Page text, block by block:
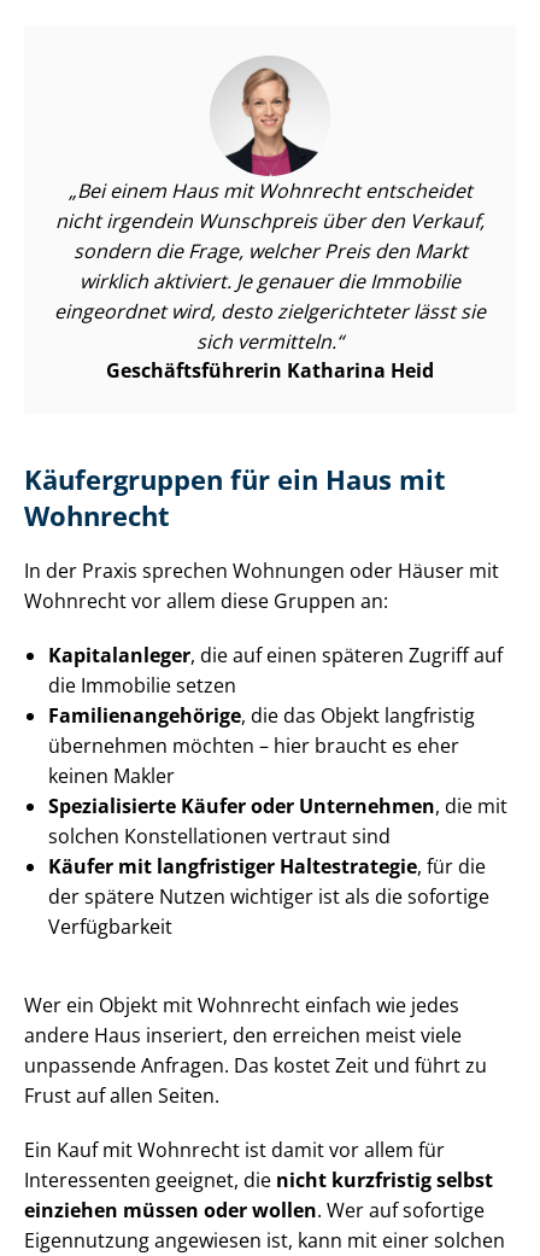
Bei einem Haus mit Wohnrecht entscheidet
nicht irgendein Wunschpreis über den Verkauf,
sondern die Frage, welcher Preis den Markt
wirklich aktiviert. Je genauer die Immobilie
eingeordnet wird, desto zielgerichteter lässt sie
sich vermitteln.
Ge­schäfts­füh­re­rin Katharina Heid
Käufergruppen für ein Haus mit
Wohnrecht
In der Praxis sprechen Wohnungen oder Häuser mit
Wohnrecht vor allem diese Gruppen an:
Kapitalanleger, die auf einen späteren Zugriff auf
die Immobilie setzen
Fa­mi­li­en­an­ge­hö­ri­ge, die das Objekt langfristig
übernehmen möchten – hier braucht es eher
keinen Makler
Spezialisierte Käufer oder Unternehmen, die mit
solchen Konstellationen vertraut sind
Käufer mit langfristiger Haltestrategie, für die
der spätere Nutzen wichtiger ist als die sofortige
Verfügbarkeit
Wer ein Objekt mit Wohnrecht einfach wie jedes
andere Haus inseriert, den erreichen meist viele
unpassende Anfragen. Das kostet Zeit und führt zu
Frust auf allen Seiten.
Ein Kauf mit Wohnrecht ist damit vor allem für
Interessenten geeignet, die nicht kurzfristig selbst
einziehen müssen oder wollen. Wer auf sofortige
Eigennutzung angewiesen ist, kann mit einer solchen